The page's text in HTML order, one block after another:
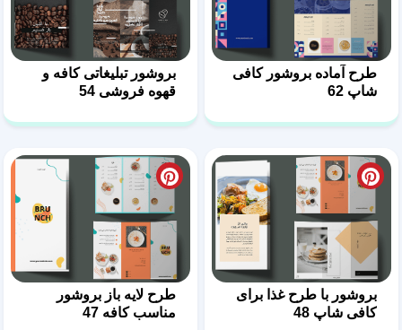
طرح آماده بروشور کافی
شاپ 62
بروشور تبلیغاتی کافه و
قهوه فروشی 54
بروشور با طرح غذا برای
کافی شاپ 48
طرح لایه باز بروشور
مناسب کافه 47